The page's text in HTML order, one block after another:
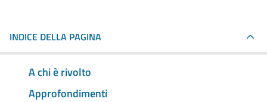
INDICE DELLA PAGINA
A chi è rivolto
Approfondimenti